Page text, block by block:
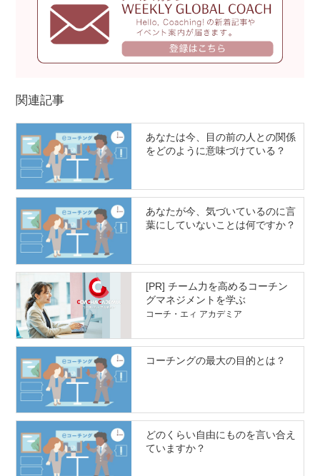
関連記事
あなたは今、目の前の人との関係
をどのように意味づけている？
あなたが今、気づいているのに言
葉にしていないことは何ですか？
[PR] チーム力を高めるコーチン
グマネジメントを学ぶ
コーチ・エィ アカデミア
コーチングの最大の目的とは？
どのくらい自由にものを言い合え
ていますか？